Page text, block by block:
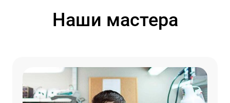
Наши мастера